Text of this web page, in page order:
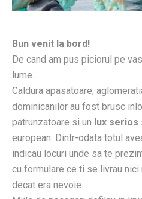
Bun venit la bord!
De cand am pus piciorul pe
lume.
Caldura apasatoare,
dominicanilor au fost brusc
patrunzatoare si un lux serios
european. Dintr-odata totul
indicau locuri unde sa te
cu formulare ce ti se livrau
decat era nevoie.